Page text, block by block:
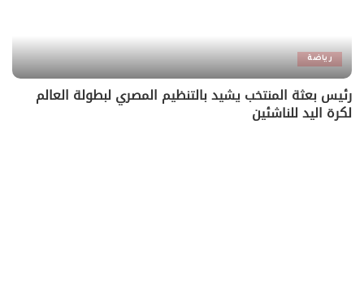
رياضة
رئيس بعثة المنتخب يشيد بالتنظيم المصري لبطولة العالم
لكرة اليد للناشئين